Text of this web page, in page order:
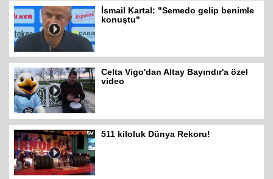
İsmail Kartal: "Semedo gelip benimle
konuştu"
Celta Vigo'dan Altay Bayındır'a özel
video
511 kiloluk Dünya Rekoru!